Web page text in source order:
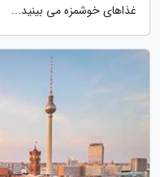
غذاهای خوشمزه می بینید...